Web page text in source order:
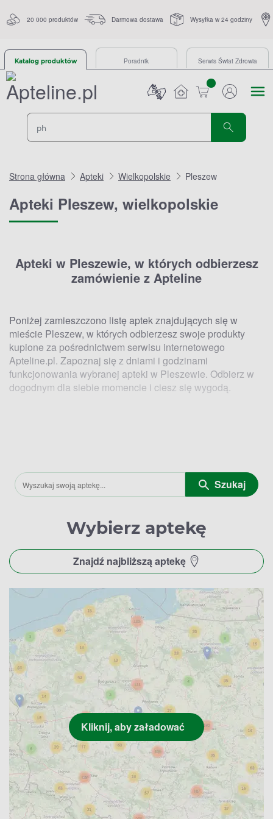
20 000 produktów Darmowa dostawa Wysyłka w 24 godziny
Katalog produktów Poradnik Serwis Świat Zdrowia
sztuk
Strona główna Apteki Wielkopolskie Pleszew
Apteki Pleszew, wielkopolskie
Apteki w Pleszewie, w których odbierzesz
zamówienie z Apteline
Poniżej zamieszczono listę aptek znajdujących się w
mieście Pleszew, w których odbierzesz swoje produkty
kupione za pośrednictwem serwisu internetowego
Apteline.pl. Zapoznaj się z dniami i godzinami
funkcjonowania wybranej apteki w Pleszewie. Odbierz w
dogodnym dla siebie momencie i ciesz się wygodą.
Apteki znajdujące się w Pleszewie, w których odbierzesz
● Apteka przy Kaliskiej – ul. Kaliska 20A.
Apteki w Pleszewie – godziny otwarcia
Poniżej znajdują się dokładnie dni i godziny otwarcia
apteki na terenie Pleszewa, w której możesz odebrać
swoje zamówienie z serwisu Apteline.pl.
Apteka przy Kaliskiej – pon.-pt.: 8:30-18:00, sob.: 8:00-
13:00, niedz.: zamknięte.
Jak wygląda ścieżka zamówienia ze strony internetowej
Apteline.pl? Wybierz produkty z bogatego asortymentu
leków, suplementów diety, kosmetyków, wyrobów
medycznych i urządzeń medycznych. Wyłączone z
możliwości zamawiania są leki dostępne wyłącznie na
receptę, w tym zastrzyki, antybiotyki, niektóre leki
przeciwbólowe, antyalergiczne i przeznaczone w leczeniu
chorób przewlekłych, w tym cukrzycy czy też nadciśnienia
tętniczego.
Szukaj
Wybierz aptekę
Znajdź najbliższą aptekę